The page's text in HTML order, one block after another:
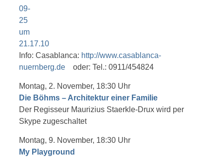
Info: Casablanca: http://www.casablanca-
nuernberg.deoder: Tel.: 0911/454824
Montag, 2. November, 18:30 Uhr
Die Böhms – Architektur einer Familie
Der Regisseur Maurizius Staerkle-Drux wird per
Skype zugeschaltet
Montag, 9. November, 18:30 Uhr
My Playground